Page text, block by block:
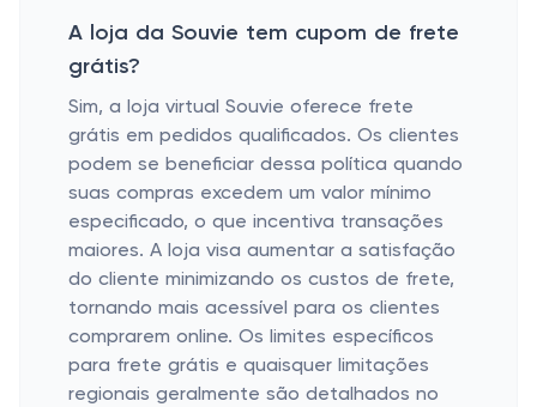
A loja da Souvie tem cupom de frete
grátis?
Sim, a loja virtual Souvie oferece frete
grátis em pedidos qualificados. Os clientes
podem se beneficiar dessa política quando
suas compras excedem um valor mínimo
especificado, o que incentiva transações
maiores. A loja visa aumentar a satisfação
do cliente minimizando os custos de frete,
tornando mais acessível para os clientes
comprarem online. Os limites específicos
para frete grátis e quaisquer limitações
regionais geralmente são detalhados no